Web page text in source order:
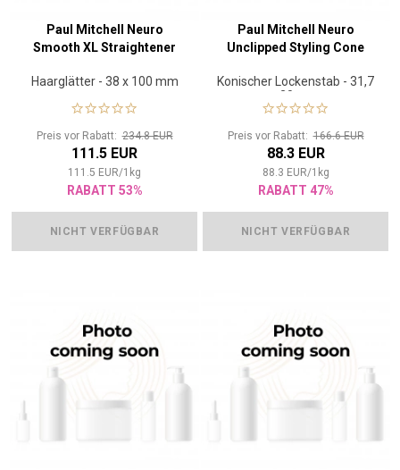
Paul Mitchell Neuro
Smooth XL Straightener
Haarglätter - 38 x 100 mm
Preis vor Rabatt:234.8 EUR
111.5 EUR
111.5 EUR/1 kg
RABATT 53%
NICHT VERFÜGBAR
Paul Mitchell Neuro
Unclipped Styling Cone
Konischer Lockenstab - 31,7
- 20 mm
Preis vor Rabatt:166.6 EUR
88.3 EUR
88.3 EUR/1 kg
RABATT 47%
NICHT VERFÜGBAR